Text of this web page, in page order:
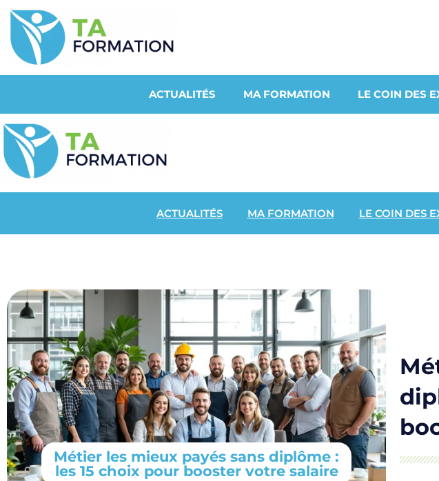
ACTUALITÉS MA FORMATION LE COIN DES
ACTUALITÉS MA FORMATION LE COIN DES
Métier les mieux payés sans diplôme :
les 15 choix pour booster votre salaire